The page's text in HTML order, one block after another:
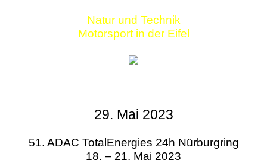
Natur und Technik
Motorsport in der Eifel
29. Mai 2023
51. ADAC TotalEnergies 24h Nürburgring
18. – 21. Mai 2023